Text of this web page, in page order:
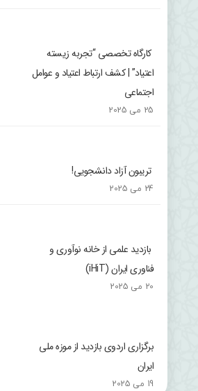
کارگاه تخصصی “تجربه زیسته
اعتیاد” | کشف ارتباط اعتیاد و عوامل
اجتماعی
25 می 2025
تریبون آزاد دانشجویی!
24 می 2025
بازدید علمی از خانه نوآوری و
فناوری ایران (iHiT)
20 می 2025
برگزاری اردوی بازدید از موزه ملی
ایران
19 می 2025